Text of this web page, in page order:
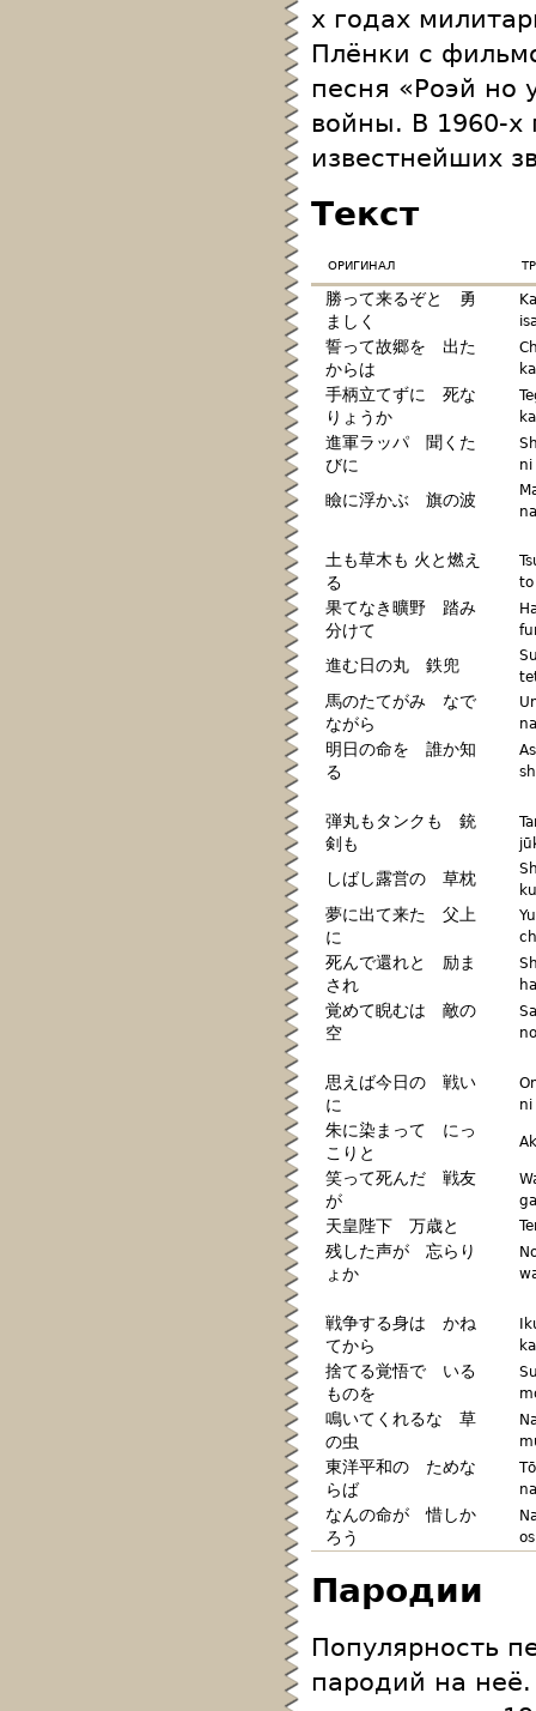
х годах
Плёнки с
песня «Роэй но
войны. В 1960-х
известнейших
Текст
оригинал
勝って来るぞと 勇
ましく
誓って故郷を 出た
からは
手柄立てずに 死な
りょうか
ka
進軍ラッパ 聞くた
びに
ni
瞼に浮かぶ 旗の波
土も草木も 火と燃え
る
to
果てなき曠野 踏み
分けて
進む日の丸 鉄兜
馬のたてがみ なで
ながら
明日の命を 誰か知
る
弾丸もタンクも 銃
剣も
しばし露営の 草枕
夢に出て来た 父上
に
死んで還れと 励ま
され
覚めて睨むは 敵の
空
思えば今日の 戦い
に
ni
朱に染まって にっ
こりと
笑って死んだ 戦友
が
ga
天皇陛下 万歳と
残した声が 忘らり
ょか
戦争する身は かね
てから
捨てる覚悟で いる
ものを
鳴いてくれるな 草
の虫
東洋平和の ためな
らば
なんの命が 惜しか
ろう
Пародии
Популярность
пародий на